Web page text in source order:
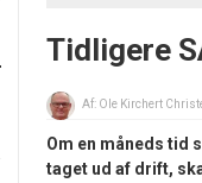
Tidligere
Af: Ole Kirchert
Om en måneds tid
taget ud af drift,